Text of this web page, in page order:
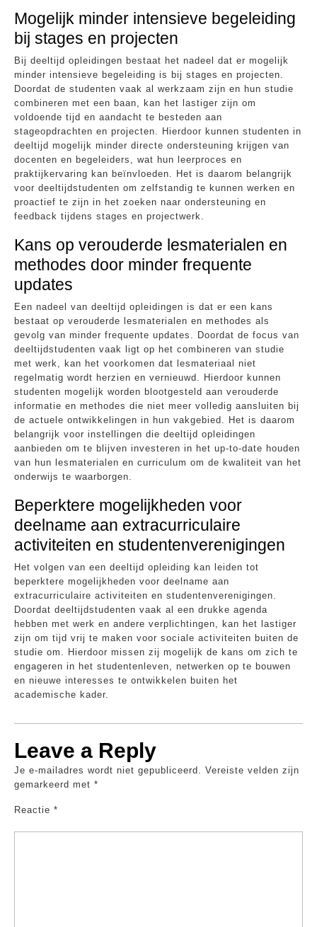
Mogelijk minder intensieve begeleiding
bij stages en projecten
Bij deeltijd opleidingen bestaat het nadeel dat er mogelijk
minder intensieve begeleiding is bij stages en projecten.
Doordat de studenten vaak al werkzaam zijn en hun studie
combineren met een baan, kan het lastiger zijn om
voldoende tijd en aandacht te besteden aan
stageopdrachten en projecten. Hierdoor kunnen studenten in
deeltijd mogelijk minder directe ondersteuning krijgen van
docenten en begeleiders, wat hun leerproces en
praktijkervaring kan beïnvloeden. Het is daarom belangrijk
voor deeltijdstudenten om zelfstandig te kunnen werken en
proactief te zijn in het zoeken naar ondersteuning en
feedback tijdens stages en projectwerk.
Kans op verouderde lesmaterialen en
methodes door minder frequente
updates
Een nadeel van deeltijd opleidingen is dat er een kans
bestaat op verouderde lesmaterialen en methodes als
gevolg van minder frequente updates. Doordat de focus van
deeltijdstudenten vaak ligt op het combineren van studie
met werk, kan het voorkomen dat lesmateriaal niet
regelmatig wordt herzien en vernieuwd. Hierdoor kunnen
studenten mogelijk worden blootgesteld aan verouderde
informatie en methodes die niet meer volledig aansluiten bij
de actuele ontwikkelingen in hun vakgebied. Het is daarom
belangrijk voor instellingen die deeltijd opleidingen
aanbieden om te blijven investeren in het up-to-date houden
van hun lesmaterialen en curriculum om de kwaliteit van het
onderwijs te waarborgen.
Beperktere mogelijkheden voor
deelname aan extracurriculaire
activiteiten en studentenverenigingen
Het volgen van een deeltijd opleiding kan leiden tot
beperktere mogelijkheden voor deelname aan
extracurriculaire activiteiten en studentenverenigingen.
Doordat deeltijdstudenten vaak al een drukke agenda
hebben met werk en andere verplichtingen, kan het lastiger
zijn om tijd vrij te maken voor sociale activiteiten buiten de
studie om. Hierdoor missen zij mogelijk de kans om zich te
engageren in het studentenleven, netwerken op te bouwen
en nieuwe interesses te ontwikkelen buiten het
academische kader.
Leave a Reply
Je e-mailadres wordt niet gepubliceerd.
Vereiste velden zijn
gemarkeerd met *
Reactie *